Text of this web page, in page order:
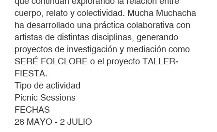
cuerpo, relato y colectividad. Mucha Muchacha
ha desarrollado una práctica colaborativa con
artistas de distintas disciplinas, generando
proyectos de investigación y mediación como
SERÉ FOLCLORE o el proyecto TALLER-
FIESTA.
Tipo de actividad
Picnic Sessions
FECHAS
28 MAYO - 2 JULIO